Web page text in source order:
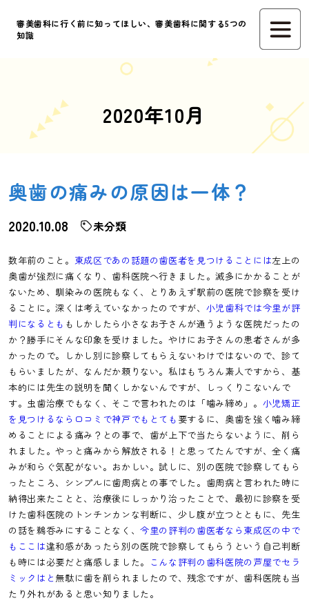
審美歯科に行く前に知ってほしい、審美歯科に関する5つの
知識
2020年10月
奥歯の痛みの原因は一体？
2020.10.08 未分類
数年前のこと。 東成区であの話題の歯医者を見つけることには左上の
奥歯が強烈に痛くなり、歯科医院へ行きました。滅多にかかることが
ないため、馴染みの医院もなく、とりあえず駅前の医院で診察を受け
ることに。深くは考えていなかったのですが、 小児歯科では今里が評
判になるとも もしかしたら小さなお子さんが通うような医院だったの
か？勝手にそんな印象を受けました。やけにお子さんの患者さんが多
かったので。しかし別に診察してもらえないわけではないので、診て
もらいましたが、なんだか頼りない。私はもちろん素人ですから、基
本的には先生の説明を聞くしかないんですが、しっくりこないんで
す。虫歯治療でもなく、そこで言われたのは「噛み締め」。 小児矯正
を見つけるなら口コミで神戸でもとても 要するに、奥歯を強く噛み締
めることによる痛み？との事で、歯が上下で当たらないように、削ら
れました。やっと痛みから解放される！と思ってたんですが、全く痛
みが和らぐ気配がない。おかしい。試しに、別の医院で診察してもら
ったところ、シンプルに歯周病との事でした。歯周病と言われた時に
納得出来たことと、治療後にしっかり治ったことで、最初に診察を受
けた歯科医院のトンチンカンな判断に、少し腹が立つとともに、先生
の話を鵜呑みにすることなく、今里の評判の歯医者なら東成区の中で
もここは違和感があったら別の医院で診察してもらうという自己判断
も時には必要だと痛感しました。 こんな評判の歯科医院の芦屋でセラ
ミックはと 無駄に歯を削られましたので、残念ですが、歯科医院も当
たり外れがあると思い知りました。